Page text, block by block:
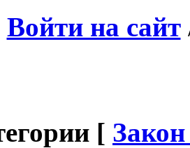
Войти на сайт
[